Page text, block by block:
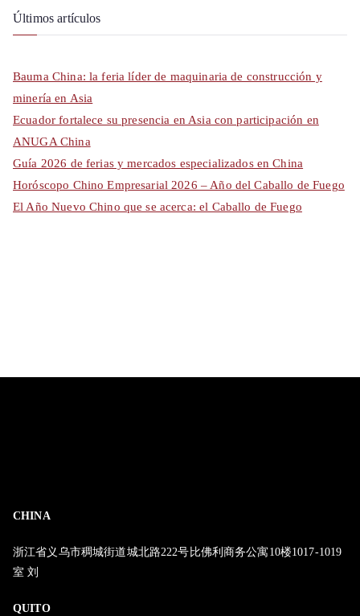
Últimos artículos
Bauma China: la feria líder de maquinaria de construcción y
minería en Asia
Ecuador fortalece su presencia en Asia con participación en
ANUGA China
Guía 2026 de ferias y mercados especializados en China
Horóscopo Chino Empresarial 2026 – Año del Caballo de Fuego
El Año Nuevo Chino que se acerca: el Caballo de Fuego
CHINA
浙江省义乌市稠城街道城北路222号比佛利商务公寓10楼1017-1019
室 刘
QUITO